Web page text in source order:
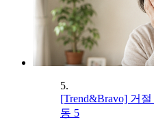
5.
[Trend&Bravo] 거
동 5